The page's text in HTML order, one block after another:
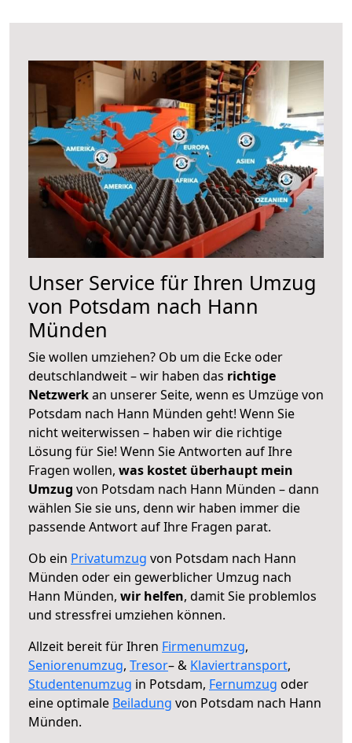
Unser Service für Ihren Umzug
von Potsdam nach Hann
Münden
Sie wollen umziehen? Ob um die Ecke oder
deutschlandweit – wir haben das richtige
Netzwerkan unserer Seite, wenn es Umzüge von
Potsdam nach Hann Münden geht! Wenn Sie
nicht weiterwissen – haben wir die richtige
Lösung für Sie! Wenn Sie Antworten auf Ihre
Fragen wollen, was kostet überhaupt mein
Umzug von Potsdam nach Hann Münden – dann
wählen Sie sie uns, denn wir haben immer die
passende Antwort auf Ihre Fragen parat.
Ob ein Privatumzug von Potsdam nach Hann
Münden oder ein gewerblicher Umzug nach
Hann Münden, wir helfen, damit Sie problemlos
und stressfrei umziehen können.
Allzeit bereit für Ihren Firmenumzug,
Seniorenumzug, Tresor– & Klaviertransport,
Studentenumzug in Potsdam, Fernumzug oder
eine optimale Beiladung von Potsdam nach Hann
Münden.